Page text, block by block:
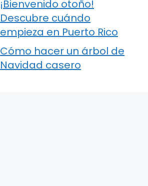
¡Bienvenido otoño!
Descubre cuándo
empieza en Puerto Rico
Cómo hacer un árbol de
Navidad casero